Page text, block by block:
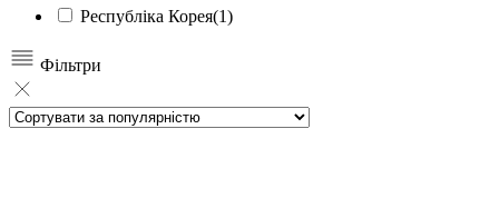
Республіка Корея(1)
Фільтри